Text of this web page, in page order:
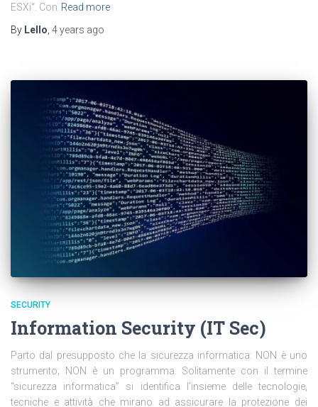
ESXi“. Con Read more
By Lello 4 years ago
SECURITY
Information Security (IT Sec)
Parto dal presupposto che la sicurezza informatica: NON è uno
strumento; NON è un programma. Solitamente con il termine
“sicurezza informatica” si identifica l’insieme delle tecnologie,
tecniche e attività che mirano ad assicurare la protezione dei